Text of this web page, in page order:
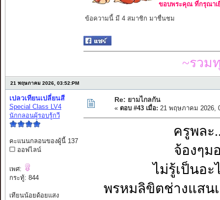
ขอบพระคุณ ที่กรุณาเ
ข้อความนี้ มี 4 สมาชิก มาชื่นชม
~รวม
21 พฤษภาคม 2026, 03:52:PM
เปลวเทียนเปลี่ยนสี
Special Class LV4
นักกลอนผู้รอบรู้กวี
คะแนนกลอนของผู้นี้ 137
ออฟไลน์
เพศ:
กระทู้: 844
เทียนน้อยด้อยแสง
Re: ยามไกลกัน
« ตอบ #43 เมื่อ: 21 พฤษภาคม 2026,
ครูพละ
จ้องๆม
ไม่รู้เป็นอะ
พรหมลิขิตช่างแสน